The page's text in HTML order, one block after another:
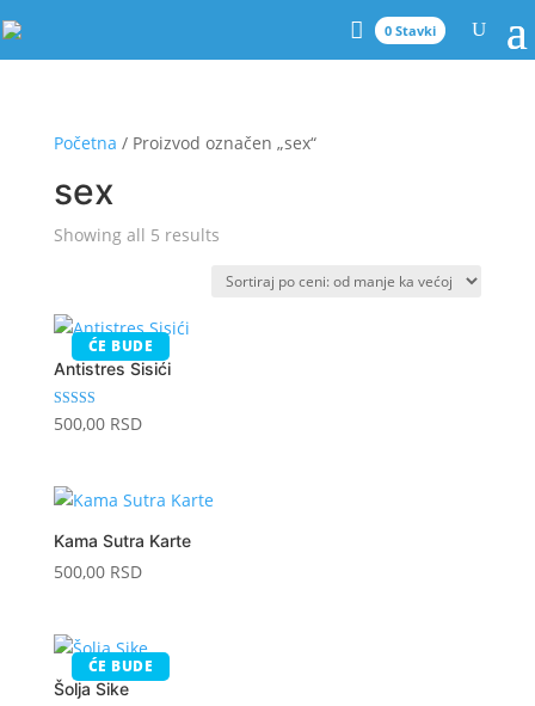
0 Stavki
Početna / Proizvod označen „sex“
sex
Showing all 5 resultsSorted
price:
ĆE BUDE
Antistres Sisići
Ocenjeno sa
5.00
500,00 RSD
Kama Sutra Karte
500,00 RSD
ĆE BUDE
Šolja Sike